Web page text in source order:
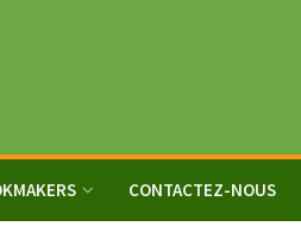
CONTACTEZ-NOUS